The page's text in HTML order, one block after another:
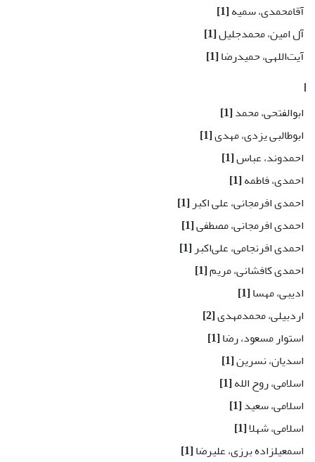
آقامحمدی، سمیه[1]
آل امین، محمدجلیل[1]
آیت‌اللهی، حمیدرضا[1]
ا
ابوالفتحی، محمد[1]
ابوطالبی یزدی، مهدی[1]
احمدوند، عباس[1]
احمدی، فاطمه[1]
احمدی افرمجانی، علی اکبر[1]
احمدی افرمجانی، مصطفی[1]
احمدی افرنجامی، علی‌اکبر[1]
احمدی کافشانی، مریم[1]
ادیبی، مهسا[1]
اردبیلی، محمدمهدی[2]
استوار مسعود، رضا[1]
اسدیان، نسرین[1]
اسلامی، روح الله[1]
اسلامی، سعید[1]
اسلامی، شهلا[1]
اسمعیلزاده برزی، علیرضا[1]